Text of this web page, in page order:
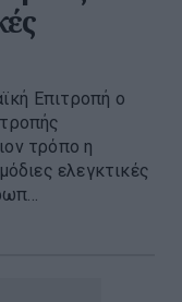
Επιτροπή ο
τρόπο η
ελεγκτικές